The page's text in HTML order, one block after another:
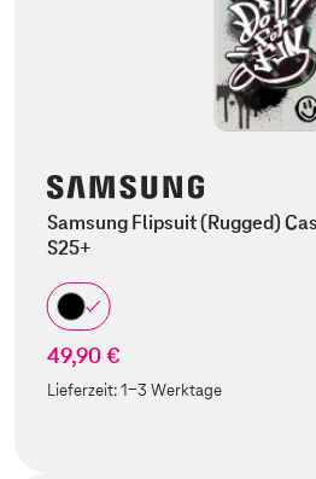
Samsung Flipsuit (Rugged)
S25+
49,90 €
Lieferzeit:1-3 Werktage